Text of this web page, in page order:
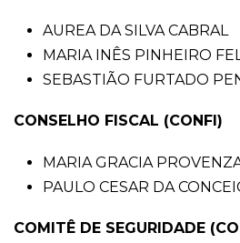
AUREA DA SILVA CABRAL
MARIA INÊS PINHEIRO
SEBASTIÃO FURTADO
CONSELHO FISCAL (CONFI)
MARIA GRACIA
PAULO CESAR DA
COMITÊ DE SEGURIDADE